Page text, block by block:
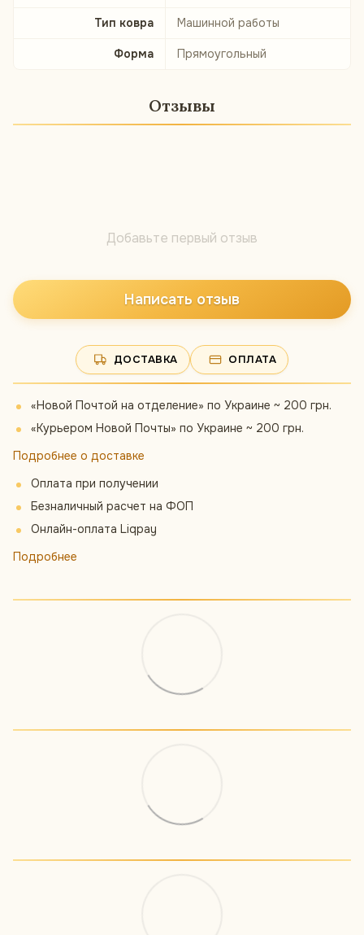
Тип ковра Машинной работы
Форма Прямоугольный
Отзывы
Добавьте первый отзыв
Написать отзыв
ДОСТАВКА ОПЛАТА
«Новой Почтой на отделение» по Украине ~ 200 грн.
«Курьером Новой Почты» по Украине ~ 200 грн.
Подробнее о доставке
Оплата при получении
Безналичный расчет на ФОП
Онлайн-оплата Liqpay
Подробнее